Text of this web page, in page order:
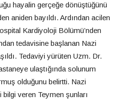
hayalin gerçeğe dönüştüğünü
aniden bayıldı. Ardından acilen
Kardiyoloji Bölümü’nden
tedavisine başlanan Nazi
Tedaviyi yürüten Uzm. Dr.
ulaştığında solunum
olduğunu belirtti. Nazi
bilgi veren Teymen şunları